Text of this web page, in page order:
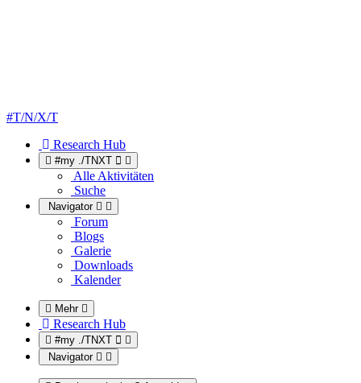
#T/N/X/T
Research Hub
#my ./TNXT
Alle Aktivitäten
Suche
Navigator
Forum
Blogs
Galerie
Downloads
Kalender
Mehr
Research Hub
#my ./TNXT
Navigator